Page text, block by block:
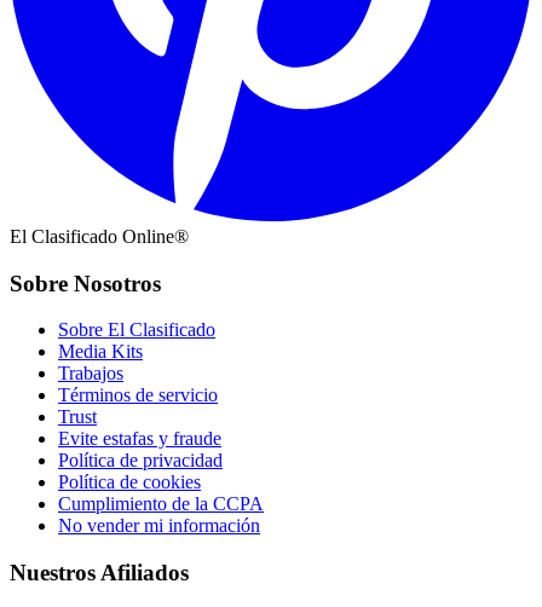
El Clasificado Online®
Sobre Nosotros
Sobre El Clasificado
Media Kits
Trabajos
Términos de servicio
Trust
Evite estafas y fraude
Política de privacidad
Política de cookies
Cumplimiento de la CCPA
No vender mi información
Nuestros Afiliados